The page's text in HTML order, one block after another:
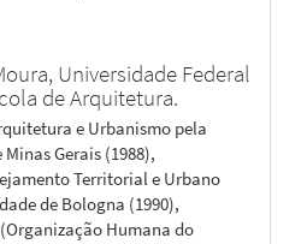
Universidade Federal
de Arquitetura.
e Urbanismo pela
Gerais (1988),
Territorial e Urbano
de Bologna (1990),
Humana do